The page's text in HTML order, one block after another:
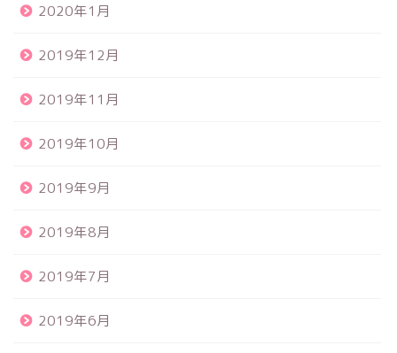
2020年1月
2019年12月
2019年11月
2019年10月
2019年9月
2019年8月
2019年7月
2019年6月